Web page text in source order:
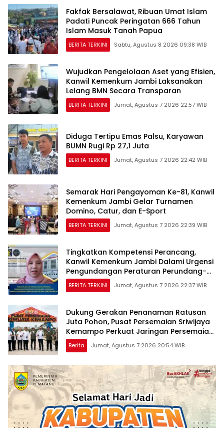
Fakfak Bersalawat, Ribuan Umat Islam
Padati Puncak Peringatan 666 Tahun
Islam Masuk Tanah Papua
BERITA TERKINI Sabtu, Agustus 8 2026 09:38 WIB
Wujudkan Pengelolaan Aset yang Efisien,
Kanwil Kemenkum Jambi Laksanakan
Lelang BMN Secara Transparan
BERITA TERKINI Jumat, Agustus 7 2026 22:57 WIB
Diduga Tertipu Emas Palsu, Karyawan
BUMN Rugi Rp 27,1 Juta
BERITA TERKINI Jumat, Agustus 7 2026 22:42 WIB
Semarak Hari Pengayoman Ke-81, Kanwil
Kemenkum Jambi Gelar Turnamen
Domino, Catur, dan E-Sport
BERITA TERKINI Jumat, Agustus 7 2026 22:39 WIB
Tingkatkan Kompetensi Perancang,
Kanwil Kemenkum Jambi Dalami Urgensi
Pengundangan Peraturan Perundang-
undangan
BERITA TERKINI Jumat, Agustus 7 2026 22:37 WIB
Dukung Gerakan Penanaman Ratusan
Juta Pohon, Pusat Persemaian Sriwijaya
Kemampo Perkuat Jaringan Persemaian
Nasional*
Berita Jumat, Agustus 7 2026 20:54 WIB